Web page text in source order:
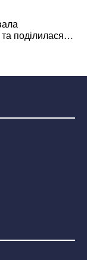
поділилася